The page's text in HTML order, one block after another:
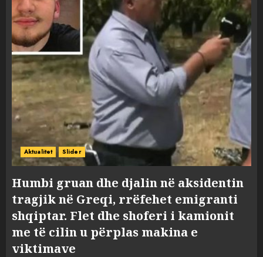
Aktualitet Slider
Humbi gruan dhe djalin në aksidentin
tragjik në Greqi, rrëfehet emigranti
shqiptar. Flet dhe shoferi i kamionit
me të cilin u përplas makina e
viktimave